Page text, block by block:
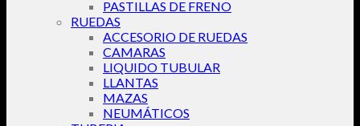
PASTILLAS DE FRENO
RUEDAS
ACCESORIO DE RUEDAS
CAMARAS
LIQUIDO TUBULAR
LLANTAS
MAZAS
NEUMÁTICOS